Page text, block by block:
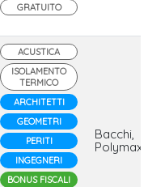
GRATUITO
ACUSTICA
ISOLAMENTO
TERMICO
ARCHITETTI
GEOMETRI
PERITI
INGEGNERI
BONUS FISCALI
Bacchi,